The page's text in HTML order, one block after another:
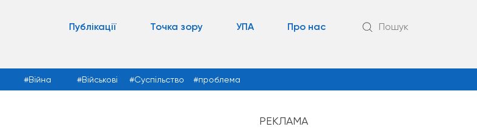
Публікації Точка зору УПА Про нас Пошук
Війна Військові Суспільство проблема
РЕКЛАМА